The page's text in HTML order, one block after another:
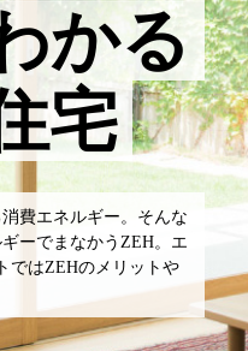
かる
宅
費エネルギー。そんな
ーでまなかうZEH。エ
ではZEHのメリットや